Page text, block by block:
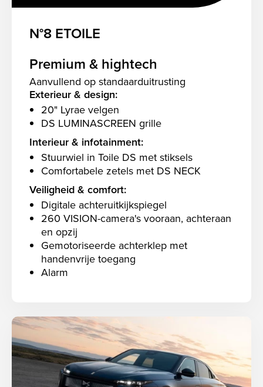
N°8 ETOILE
Premium & hightech
Aanvullend op standaarduitrusting
Exterieur & design:
20" Lyrae velgen
DS LUMINASCREEN grille
Interieur & infotainment:
Stuurwiel in Toile DS met stiksels
Comfortabele zetels met DS NECK
Veiligheid & comfort:
Digitale achteruitkijkspiegel
260 VISION-camera's vooraan, achteraan
en opzij
Gemotoriseerde achterklep met
handenvrije toegang
Alarm